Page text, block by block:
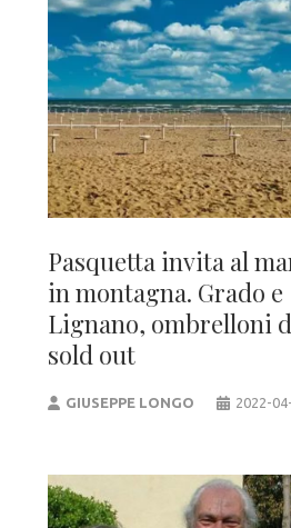
Pasquetta invita al
in montagna. Grado e
Lignano, ombrelloni
sold out
GIUSEPPE LONGO 2022-